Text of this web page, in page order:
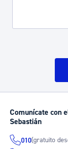
Comunícate con
Sebastián
010(gratuito